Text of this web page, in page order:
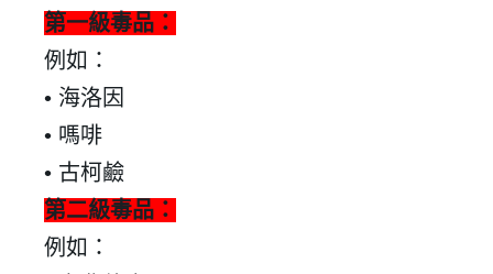
第一級毒品：
例如：
• 海洛因
• 嗎啡
• 古柯鹼
第二級毒品：
例如：